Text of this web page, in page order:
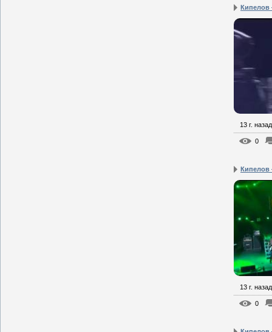
Кипелов
13 г. назад
0
Кипелов
13 г. назад
0